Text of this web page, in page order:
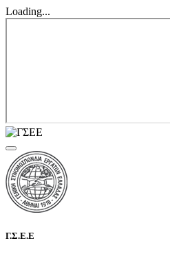
Loading...
Γ.Σ.Ε.Ε